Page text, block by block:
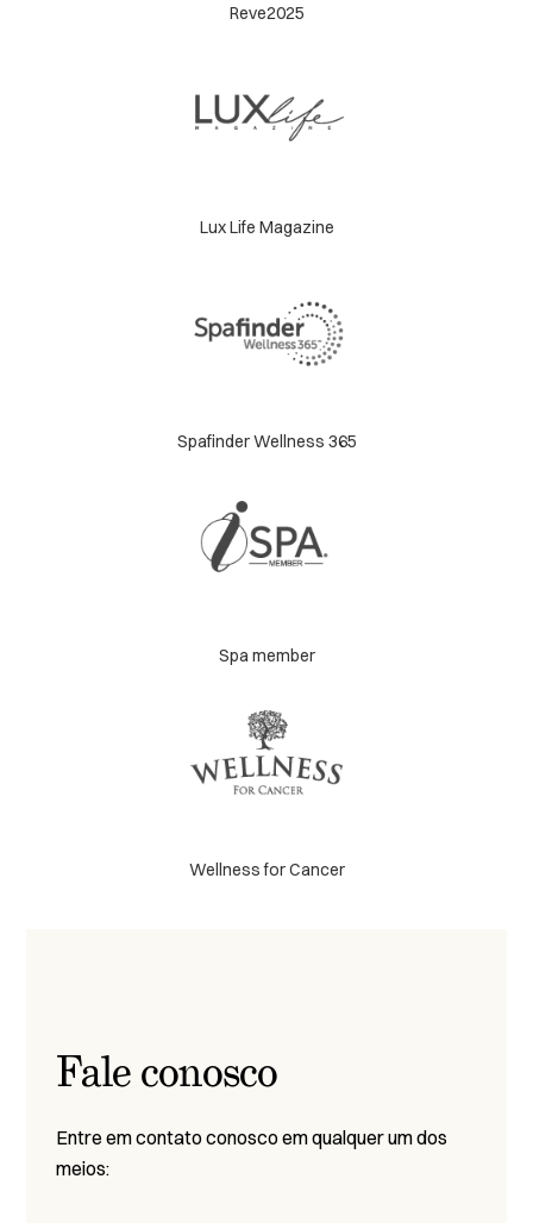
Reve2025
Lux Life Magazine
Spafinder Wellness 365
Spa member
Wellness for Cancer
Fale conosco
Entre em contato conosco em qualquer um dos
meios: